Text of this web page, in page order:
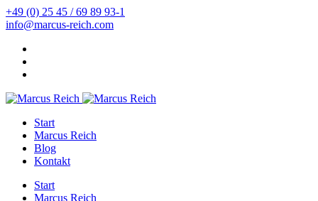
+49 (0) 25 45 / 69 89 93-1
info@marcus-reich.com
Start
Marcus Reich
Blog
Kontakt
Start
Marcus Reich